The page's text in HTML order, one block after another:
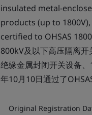
insulated metal-
products (up to
certified to OHSAS
800kV及以下高压隔离
绝缘金属封闭开关设备
年10月10日通过了
Original Registration